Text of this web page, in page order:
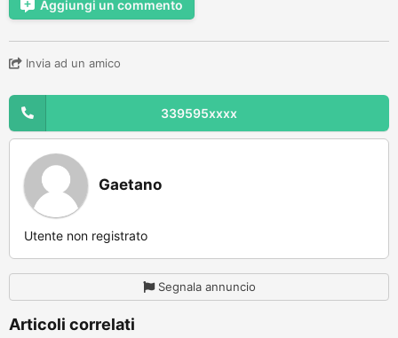
Aggiungi un commento
Invia ad un amico
339595xxxx
Gaetano
Utente non registrato
Segnala annuncio
Articoli correlati